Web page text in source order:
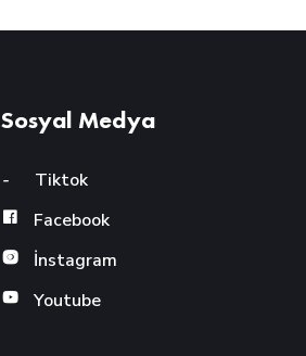
Sosyal Medya
-
Tiktok
Facebook
İnstagram
Youtube